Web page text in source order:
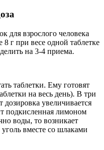
для взрослого человека
8 г при весе одной таблетке
на 3-4 приема.
таблетки. Ему готовят
на весь день). В три
дозировка увеличивается
подкисленная лимоном
воды, то возникает
вместе со шлаками